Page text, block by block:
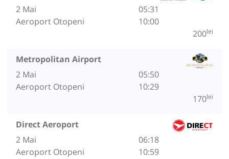
2 Mai
Aeroport Otopeni
05:31
10:00
200lei
Metropolitan Airport
2 Mai
Aeroport Otopeni
05:50
10:29
170lei
Direct Aeroport
2 Mai
Aeroport Otopeni
06:18
10:59